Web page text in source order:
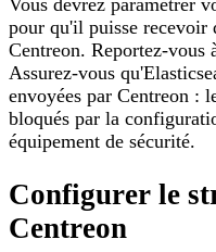
Vous devrez paramétrer
pour qu'il puisse recevoir
Centreon. Reportez-vous
Assurez-vous
envoyées par Centreon :
bloqués par la
équipement de sécurité.
Configurer le
Centreon